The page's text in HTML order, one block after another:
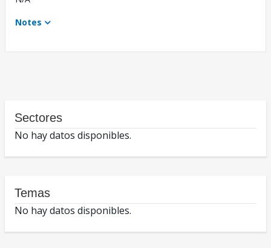
Notes
Sectores
No hay datos disponibles.
Temas
No hay datos disponibles.